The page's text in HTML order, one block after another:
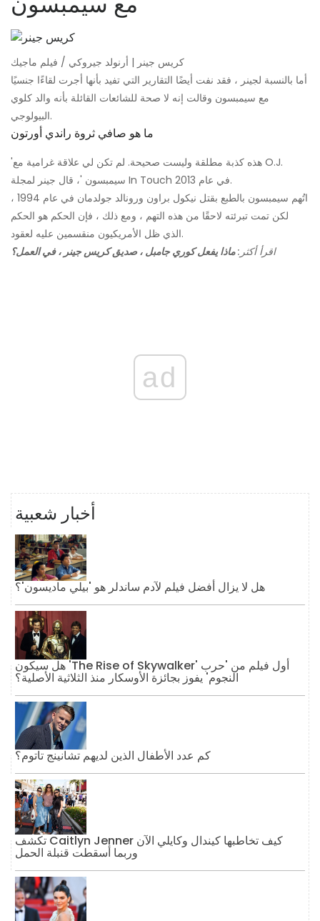
كريس جينر | أرنولد جيروكي / فيلم ماجيك
أما بالنسبة لجينر ، فقد نفت أيضًا التقارير التي تفيد بأنها أجرت لقاءًا جنسيًا
مع سيمبسون وقالت إنه لا صحة للشائعات القائلة بأنه والد كلوي
البيولوجي.
ما هو صافي ثروة راندي أورتون
'هذه كذبة مطلقة وليست صحيحة. لم تكن لي علاقة غرامية مع O.J.
سيمبسون '، قال جينر لمجلة In Touch في عام 2013.
اتُهم سيمبسون بالطبع بقتل نيكول براون ورونالد جولدمان في عام 1994 ،
لكن تمت تبرئته لاحقًا من هذه التهم ، ومع ذلك ، فإن الحكم هو الحكم
الذي ظل الأمريكيون منقسمين عليه لعقود.
اقرأ أكثر:ماذا يفعل كوري جامبل ، صديق كريس جينر ، في العمل؟
ad
أخبار شعبية
هل لا يزال أفضل فيلم لآدم ساندلر هو 'بيلي ماديسون'؟
هل سيكون 'The Rise of Skywalker' أول فيلم من 'حرب
النجوم' يفوز بجائزة الأوسكار منذ الثلاثية الأصلية؟
كم عدد الأطفال الذين لديهم تشانينج تاتوم؟
تكشف Caitlyn Jenner كيف تخاطبها كيندال وكايلي الآن
وربما أسقطت قنبلة الحمل